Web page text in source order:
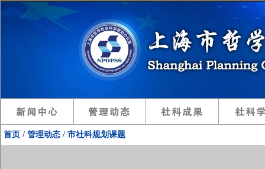
首页 / 管理动态 / 市社科规划课题